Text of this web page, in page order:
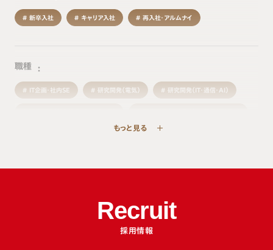
新卒入社 キャリア入社 再入社・アルムナイ
職種
IT企画・社内SE 研究開発（電気） 研究開発（IT・通信・AI）
もっと見る
Recruit
採用情報